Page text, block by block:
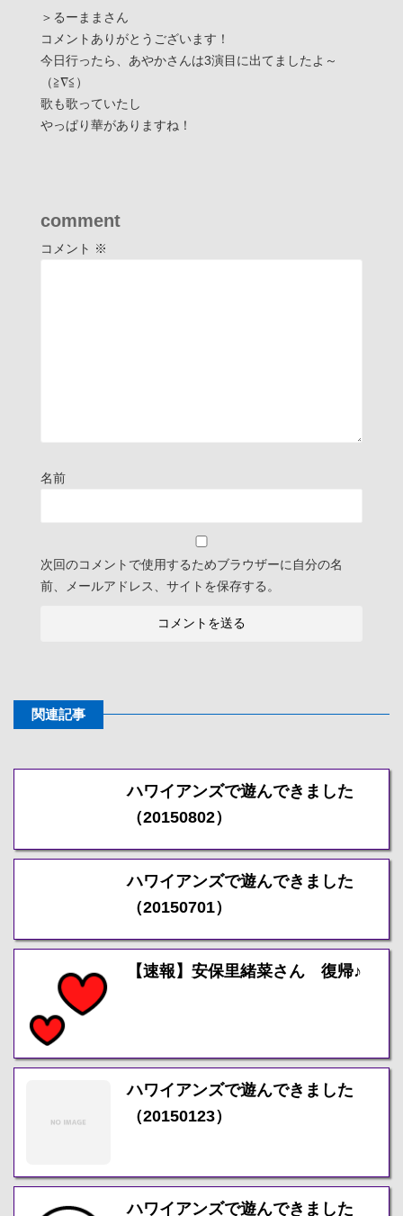
＞るーままさん
コメントありがとうございます！
今日行ったら、あやかさんは3演目に出てましたよ～
（≧∇≦）
歌も歌っていたし
やっぱり華がありますね！
comment
コメント ※
名前
次回のコメントで使用するためブラウザーに自分の名
前、メールアドレス、サイトを保存する。
関連記事
ハワイアンズで遊んできました
（20150802）
ハワイアンズで遊んできました
（20150701）
【速報】安保里緒菜さん 復帰♪
ハワイアンズで遊んできました
（20150123）
ハワイアンズで遊んできました